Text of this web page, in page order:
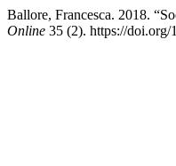
Ballore, Francesca. 2018.
Online 35 (2). https://doi.org/